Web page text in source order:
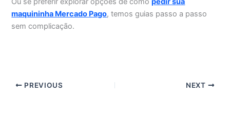
maquininha Mercado Pago, temos guias passo a passo
sem complicação.
PREVIOUS NEXT